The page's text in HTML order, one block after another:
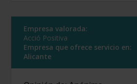
Empresa valorada:
Acció Positiva
Empresa que ofrece servicio en:
Alicante